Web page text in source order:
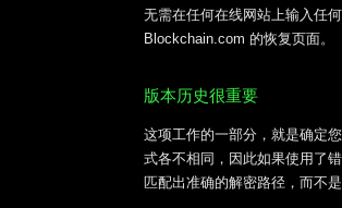
无需在任何在线网站上输入任
Blockchain.com 的恢复页面。
版本历史很重要
这项工作的一部分，就是确定
式各不相同，因此如果使用了
匹配出准确的解密路径，而不是